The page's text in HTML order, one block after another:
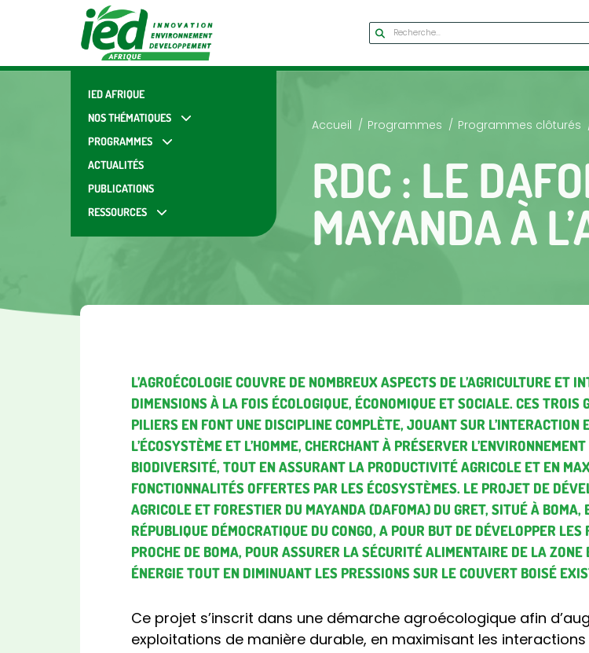
IED AFRIQUE
NOS THÉMATIQUES
PROGRAMMES
ACTUALITÉS
PUBLICATIONS
RESSOURCES
Accueil Programmes Programmes clôturés
RDC : LE
MAYANDA À
L’AGROÉCOLOGIE COUVRE DE NOMBREUX ASPECTS DE L’AGRICULTURE ET
DIMENSIONS À LA FOIS ÉCOLOGIQUE, ÉCONOMIQUE ET SOCIALE. CES TROIS
PILIERS EN FONT UNE DISCIPLINE COMPLÈTE, JOUANT SUR L’INTERACTION
L’ÉCOSYSTÈME ET L’HOMME, CHERCHANT À PRÉSERVER
BIODIVERSITÉ, TOUT EN ASSURANT LA PRODUCTIVITÉ AGRICOLE ET EN
FONCTIONNALITÉS OFFERTES PAR LES ÉCOSYSTÈMES. LE PROJET DE
AGRICOLE ET FORESTIER DU MAYANDA (DAFOMA) DU GRET, SITUÉ À BOMA,
RÉPUBLIQUE DÉMOCRATIQUE DU CONGO, A POUR BUT DE DÉVELOPPER
PROCHE DE BOMA, POUR ASSURER LA SÉCURITÉ ALIMENTAIRE DE LA
ÉNERGIE TOUT EN DIMINUANT LES PRESSIONS SUR LE COUVERT BOISÉ
Ce projet s’inscrit dans une démarche agroécologique afin
exploitations de manière durable, en maximisant les